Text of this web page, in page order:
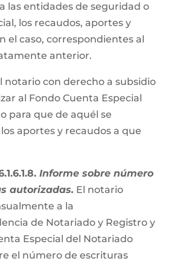
las entidades de seguridad o
los recaudos, aportes y
el caso, correspondientes al
anterior.
notario con derecho a subsidio
al Fondo Cuenta Especial
para que de aquél se
aportes y recaudos a que
Informe sobre número
autorizadas. El notario
a la
de Notariado y Registro y
Especial del Notariado
el número de escrituras